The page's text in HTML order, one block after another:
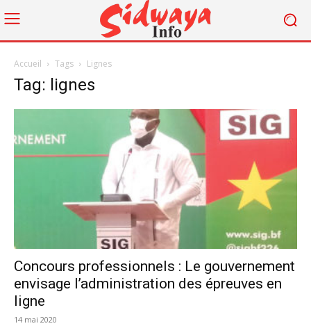
Accueil Tags Lignes
Tag: lignes
Concours professionnels : Le gouvernement
envisage l’administration des épreuves en
ligne
14 mai 2020